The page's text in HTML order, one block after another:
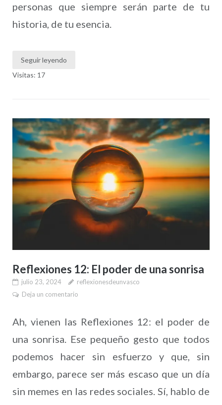
personas que siempre serán parte de tu
historia, de tu esencia.
Seguir leyendo
Visitas: 17
Reflexiones 12: El poder de una sonrisa
julio 23, 2024
reflexionesdeunvasco
Deja un comentario
Ah, vienen las Reflexiones 12: el poder de
una sonrisa. Ese pequeño gesto que todos
podemos hacer sin esfuerzo y que, sin
embargo, parece ser más escaso que un día
sin memes en las redes sociales. Sí, hablo de